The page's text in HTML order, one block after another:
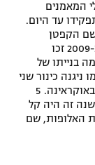
המאמנים
ב-2004 ונותר בתפקידו עד היום.
הקפטן
הקרואטי דריו סרנה שהגיע לשחטאר ב-2003. ב-2009 זכו
בנייתו של
ניגנה כינור שני
או שלישי, בעוד שחטאר הפכה לכוח הדומיננטי באוקראינה. 5
לה בין 2010 ל-2014, ובכל שנה זה היה קל
האלופות, שם